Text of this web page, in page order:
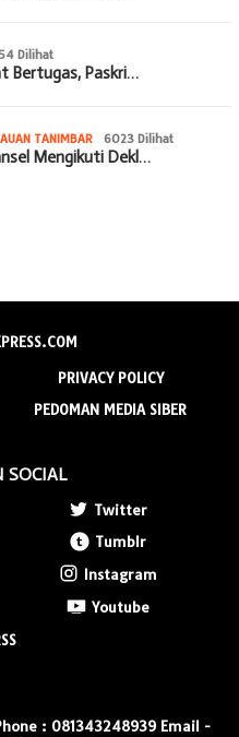
Dilihat
Bertugas, Paskri…
TANIMBAR 6023 Dilihat
Mengikuti Dekl…
PRIVACY POLICY
PEDOMAN MEDIA SIBER
SOCIAL
Twitter
Tumblr
Instagram
Youtube
: 081343248939 Email -